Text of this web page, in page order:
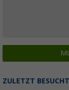
ZULETZT BESUCHT